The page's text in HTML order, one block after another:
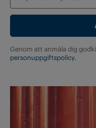
Genom att anmäla dig
personuppgiftspolicy.